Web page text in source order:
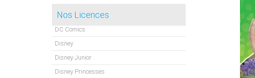
Nos Licences
DC Comics
Disney
Disney Junior
Disney Princesses